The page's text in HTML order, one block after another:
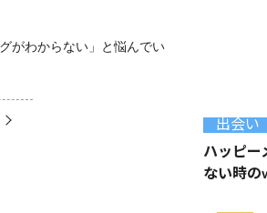
がわからない」と悩んでい
出会い
ハッピー
ない時の